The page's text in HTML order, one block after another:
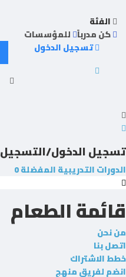
الفئة
كن مدرباً للمؤسسات
تسجيل الدخول
تسجيل الدخول/التسجيل
الدورات التدريبيةالمفضلة0
قائمة الطعام
من نحن
اتصل بنا
خطط الاشتراك
انضم لفريق منهج